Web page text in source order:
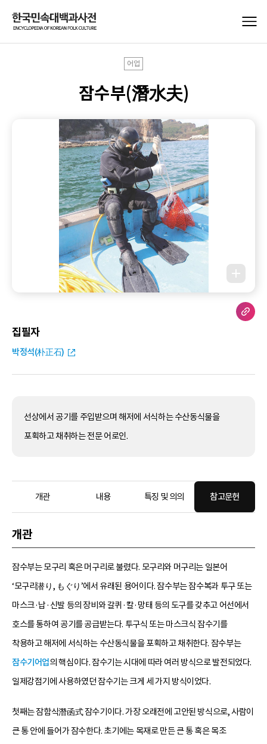
어업
잠수부(潛水夫)
집필자
박정석(朴正石)
선상에서 공기를 주입받으며 해저에 서식하는 수산동식물을
포획하고 채취하는 전문 어로인.
개관 내용 특징 및 의의 참고문헌
개관
잠수부는 모구리 혹은 머구리로 불렸다. 모구리와 머구리는 일본어
‘모구리潜り, もぐり’에서 유래된 용어이다. 잠수부는 잠수복과 투구 또는
마스크·납·신발 등의 장비와 갈퀴·칼·망태 등의 도구를 갖추고 어선에서
호스를 통하여 공기를 공급받는다. 투구식 또는 마스크식 잠수기를
착용하고 해저에 서식하는 수산동식물을 포획하고 채취한다. 잠수부는
잠수기어업의 핵심이다. 잠수기는 시대에 따라 여러 방식으로 발전되었다.
일제강점기에 사용하였던 잠수기는 크게 세 가지 방식이었다.
첫째는 잠함식潛函式 잠수기이다. 가장 오래전에 고안된 방식으로, 사람이
큰 통 안에 들어가 잠수한다. 초기에는 목재로 만든 큰 통 혹은 목조